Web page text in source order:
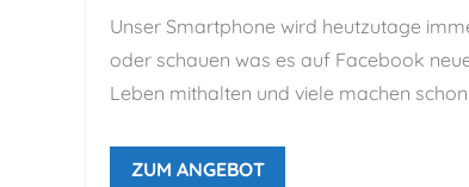
Unser Smartphone wird heutzutage
oder schauen was es auf Facebook
Leben mithalten und viele machen
ZUM ANGEBOT